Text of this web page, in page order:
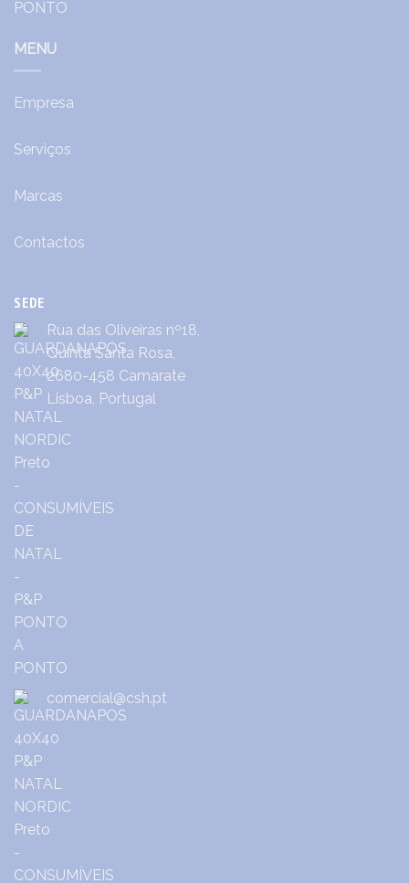
MENU
Empresa
Serviços
Marcas
Contactos
SEDE
Rua das Oliveiras nº18,
Quinta Santa Rosa,
2680-458 Camarate
Lisboa, Portugal
comercial@csh.pt